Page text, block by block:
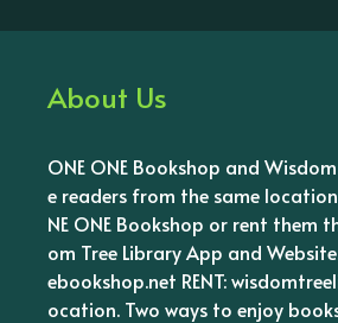
About Us
ONE ONE Bookshop and
e readers from the same
NE ONE Bookshop or rent them
om Tree Library App and
ebookshop.net RENT:
ocation. Two ways to enjoy